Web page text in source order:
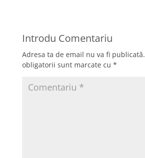
Introdu Comentariu
Adresa ta de email nu va fi publicată.
obligatorii sunt marcate cu *